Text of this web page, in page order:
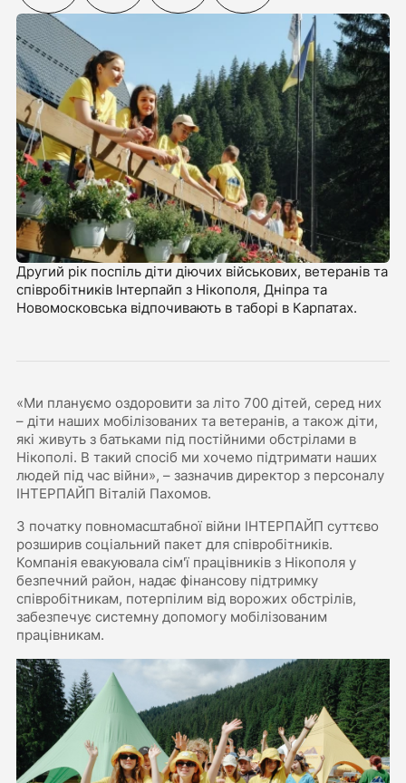
Другий рік поспіль діти діючих військових, ветеранів та
співробітників Інтерпайп з Нікополя, Дніпра та
Новомосковська відпочивають в таборі в Карпатах.
«Ми плануємо оздоровити за літо 700 дітей, серед них
– діти наших мобілізованих та ветеранів, а також діти,
які живуть з батьками під постійними обстрілами в
Нікополі. В такий спосіб ми хочемо підтримати наших
людей під час війни», – зазначив директор з персоналу
ІНТЕРПАЙП Віталій Пахомов.
З початку повномасштабної війни ІНТЕРПАЙП суттєво
розширив соціальний пакет для співробітників.
Компанія евакуювала сім'ї працівників з Нікополя у
безпечний район, надає фінансову підтримку
співробітникам, потерпілим від ворожих обстрілів,
забезпечує системну допомогу мобілізованим
працівникам.